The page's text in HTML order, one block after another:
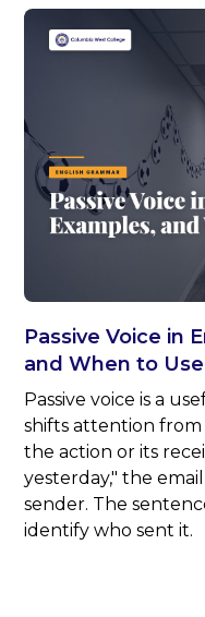
Passive Voice in
and When to
Passive voice is a
shifts attention
the action or its
yesterday," the
sender. The
identify who sent it.